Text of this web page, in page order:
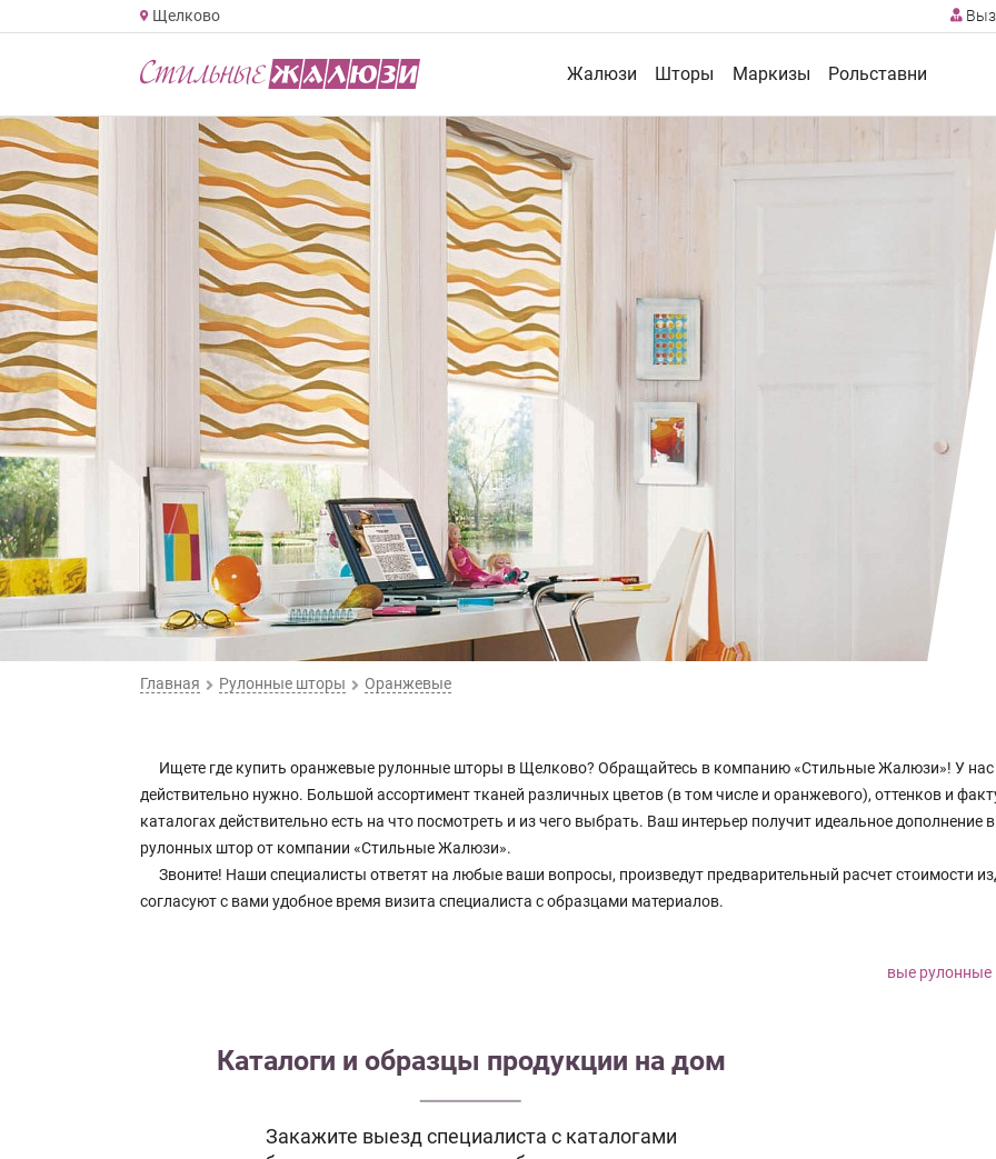
Щелково
Жалюзи Шторы Маркизы Рольставни
Главная Рулонные шторы Оранжевые
Ищете где купить оранжевые рулонные шторы в Щелково? Обращайтесь в компанию «Стильные Жалюзи»! У нас
действительно нужно. Большой ассортимент тканей различных цветов (в том числе и оранжевого), оттенков и
каталогах действительно есть на что посмотреть и из чего выбрать. Ваш интерьер получит идеальное
рулонных штор от компании «Стильные Жалюзи».
Звоните! Наши специалисты ответят на любые ваши вопросы, произведут предварительный расчет стоимости
согласуют с вами удобное время визита специалиста с образцами материалов.
Каталоги и образцы продукции на дом
Закажите выезд специалиста с каталогами